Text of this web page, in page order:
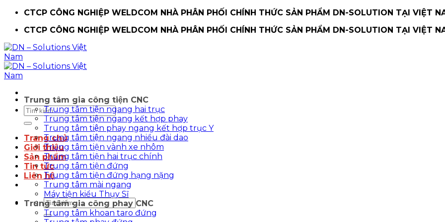
Chuyển
dung
CTCP CÔNG NGHIỆP WELDCOM NHÀ PHÂN PHỐI CHÍNH THỨC SẢN PHẨM DN-SOLUTION TẠI VIỆT
CTCP CÔNG NGHIỆP WELDCOM NHÀ PHÂN PHỐI CHÍNH THỨC SẢN PHẨM DN-SOLUTION TẠI VIỆT
Tìm
kiếm:
Trang chủ
Giới thiệu
Sản phẩm
Tin tức
Liên hệ
Tìm
kiếm:
Trung tâm gia công tiện CNC
Trung tâm tiện ngang hai trục
Trung tâm tiện ngang kết hợp phay
Trung tâm tiện phay ngang kết hợp trục Y
Trung tâm tiện ngang nhiều đài dao
Trung tâm tiện vành xe nhôm
Trung tâm tiện hai trục chính
Trung tâm tiện đứng
Trung tâm tiện đứng hạng nặng
Trung tâm mài ngang
Máy tiện kiểu Thụy Sĩ
Trung tâm gia công phay CNC
Trung tâm khoan taro đứng